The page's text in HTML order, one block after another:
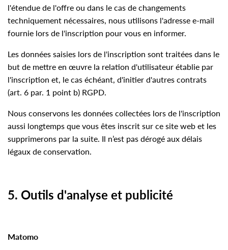
l'étendue de l'offre ou dans le cas de changements
techniquement nécessaires, nous utilisons l'adresse e-mail
fournie lors de l'inscription pour vous en informer.
Les données saisies lors de l'inscription sont traitées dans le
but de mettre en œuvre la relation d'utilisateur établie par
l'inscription et, le cas échéant, d'initier d'autres contrats
(art. 6 par. 1 point b) RGPD.
Nous conservons les données collectées lors de l'inscription
aussi longtemps que vous êtes inscrit sur ce site web et les
supprimerons par la suite. Il n’est pas dérogé aux délais
légaux de conservation.
5. Outils d'analyse et publicité
Matomo